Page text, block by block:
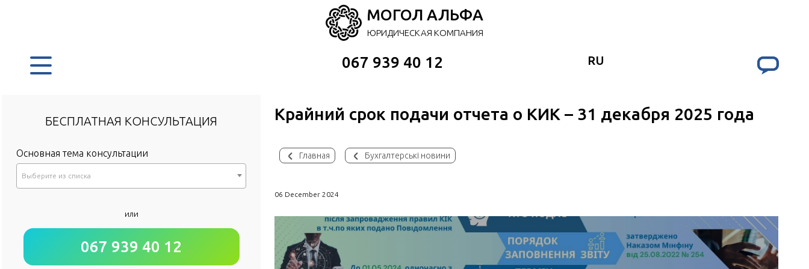
МОГОЛ АЛЬФА
ЮРИДИЧЕСКАЯ КОМПАНИЯ
067 939 40 12 RU
Крайний срок подачи отчета о КИК – 31 декабря 2025 года
Главная Бухгалтерські новини
06 December 2024
БЕСПЛАТНАЯ КОНСУЛЬТАЦИЯ
Основная тема консультации
Выберите из списка
*или
067 939 40 12